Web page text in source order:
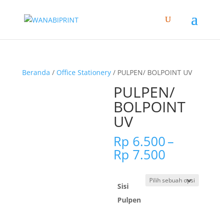
Beranda / Office Stationery/ PULPEN/ BOLPOINT UV
PULPEN/
BOLPOINT
UV
Rp 6.500–
Rp 7.500
Rp 6.500
hingga
Sisi
Pulpen